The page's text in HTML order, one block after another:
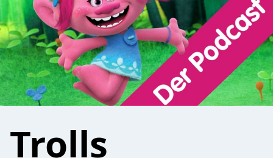
Trolls